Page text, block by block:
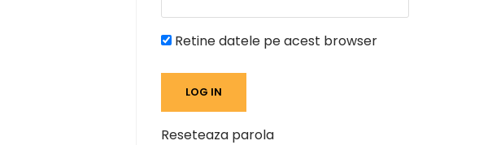
Retine datele pe acest browser
Reseteaza parola